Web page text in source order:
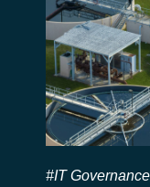
#IT Governance